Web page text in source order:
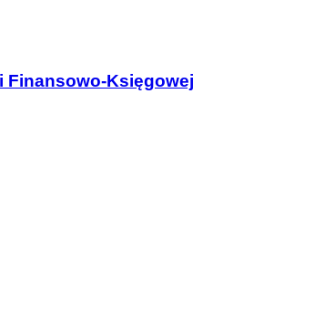
Finansowo-Księgowej